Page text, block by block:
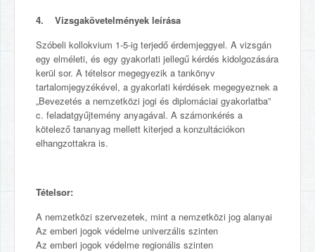
4. Vizsgakövetelmények leírása
Szóbeli kollokvium 1-5-ig terjedő érdemjeggyel. A vizsgán
egy elméleti, és egy gyakorlati jellegű kérdés kidolgozására
kerül sor. A tételsor megegyezik a tankönyv
tartalomjegyzékével, a gyakorlati kérdések megegyeznek a
„Bevezetés a nemzetközi jogi és diplomáciai gyakorlatba”
c. feladatgyűjtemény anyagával. A számonkérés a
kötelező tananyag mellett kiterjed a konzultációkon
elhangzottakra is.
Tételsor:
A nemzetközi szervezetek, mint a nemzetközi jog alanyai
Az emberi jogok védelme univerzális szinten
Az emberi jogok védelme regionális szinten